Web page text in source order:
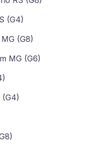
(G4)
(G8)
MG (G6)
(G4)